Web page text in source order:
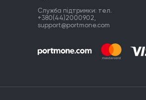
Служба підтримки: тел.
+380(44)2000902,
support@portmone.com